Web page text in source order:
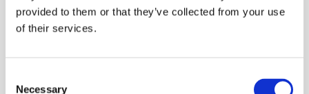
provided to them or that they’ve collected from your use
of their services.
Necessary